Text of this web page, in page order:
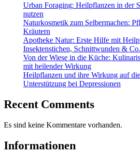
Urban Foraging: Heilpflanzen in der
nutzen
Naturkosmetik zum Selbermachen:
Kräutern
Apotheke Natur: Erste Hilfe mit
Insektenstichen, Schnittwunden & Co.
Von der Wiese in die Küche:
mit heilender Wirkung
Heilpflanzen und ihre Wirkung auf
Unterstützung bei Depressionen
Recent Comments
Es sind keine Kommentare vorhanden.
Informationen